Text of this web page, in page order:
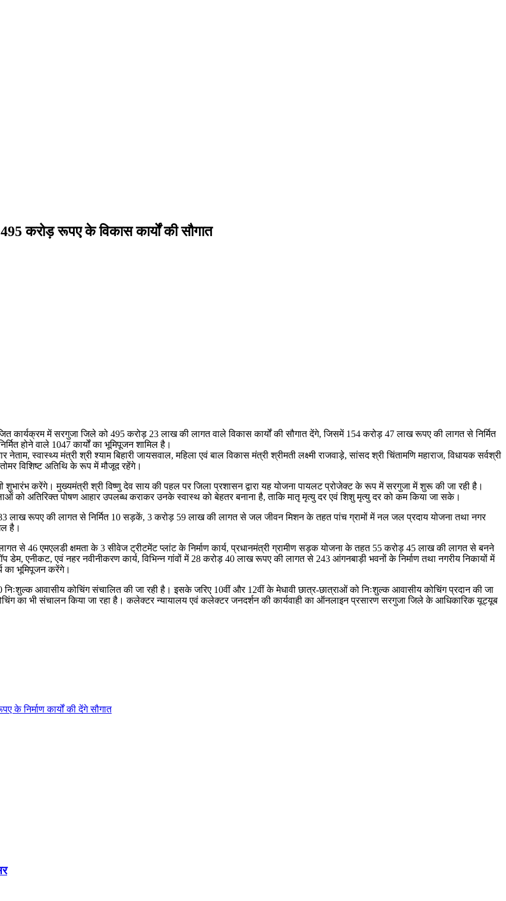
करोड़ रूपए के विकास कार्यों की सौगात
कार्यक्रम में सरगुजा जिले को 495 करोड़ 23 लाख की लागत वाले विकास कार्यों की सौगात देंगे, जिसमें 154 करोड़ 47 लाख रूपए की लागत से निर्मित
होने वाले 1047 कार्यों का भूमिपूजन शामिल है।
स्वास्थ्य मंत्री श्री श्याम बिहारी जायसवाल, महिला एवं बाल विकास मंत्री श्रीमती लक्ष्मी राजवाड़े, सांसद श्री चिंतामणि महाराज, विधायक सर्वश्री
विशिष्ट अतिथि के रूप में मौजूद रहेंगे।
करेंगे। मुख्यमंत्री श्री विष्णु देव साय की पहल पर जिला प्रशासन द्वारा यह योजना पायलट प्रोजेक्ट के रूप में सरगुजा में शुरू की जा रही है।
को अतिरिक्त पोषण आहार उपलब्ध कराकर उनके स्वास्थ को बेहतर बनाना है, ताकि मातृ मृत्यु दर एवं शिशु मृत्यु दर को कम किया जा सके।
83 लाख रूपए की लागत से निर्मित 10 सड़कें, 3 करोड़ 59 लाख की लागत से जल जीवन मिशन के तहत पांच ग्रामों में नल जल प्रदाय योजना तथा नगर
है।
से 46 एमएलडी क्षमता के 3 सीवेज ट्रीटमेंट प्लांट के निर्माण कार्य, प्रधानमंत्री ग्रामीण सड़क योजना के तहत 55 करोड़ 45 लाख की लागत से बनने
डेम, एनीकट, एवं नहर नवीनीकरण कार्य, विभिन्न गांवों में 28 करोड़ 40 लाख रूपए की लागत से 243 आंगनबाड़ी भवनों के निर्माण तथा नगरीय निकायों में
का भूमिपूजन करेंगे।
आवासीय कोचिंग संचालित की जा रही है। इसके जरिए 10वीं और 12वीं के मेधावी छात्र-छात्राओं को निःशुल्क आवासीय कोचिंग प्रदान की जा
का भी संचालन किया जा रहा है। कलेक्टर न्यायालय एवं कलेक्टर जनदर्शन की कार्यवाही का ऑनलाइन प्रसारण सरगुजा जिले के आधिकारिक यूट्यूब
के निर्माण कार्यों की देंगे सौगात